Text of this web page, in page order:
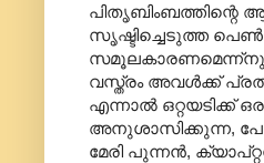
പിതൃബിംബത്തിന്റെ
സൃഷ്ടിച്ചെടുത്ത പെൺ
സമൂലകാരണമെന്ന്നു
വസ്ത്രം അവൾക്ക്
എന്നാൽ ഒറ്റയടിക്ക്
അനുശാസിക്കുന്ന,
മേരി പുന്നൻ,